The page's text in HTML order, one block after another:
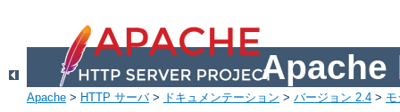
Apache
Apache > HTTP サーバ> ドキュメンテーション > バージョン 2.4 >